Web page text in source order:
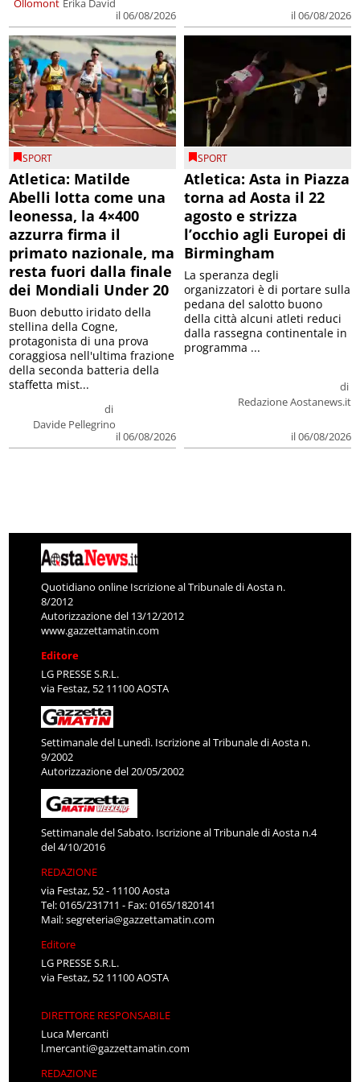
il 06/08/2026
il 06/08/2026
SPORT
Atletica: Matilde
Abelli lotta come una
leonessa, la 4×400
azzurra firma il
primato nazionale, ma
resta fuori dalla finale
dei Mondiali Under 20
di
Davide Pellegrino
il 06/08/2026
Buon debutto iridato della
stellina della Cogne,
protagonista di una prova
coraggiosa nell'ultima frazione
della seconda batteria della
staffetta mist...
SPORT
Atletica: Asta in Piazza
torna ad Aosta il 22
agosto e strizza
l’occhio agli Europei di
Birmingham
di
Redazione Aostanews.it
il 06/08/2026
La speranza degli
organizzatori è di portare sulla
pedana del salotto buono
della città alcuni atleti reduci
dalla rassegna continentale in
programma ...
Quotidiano online Iscrizione al Tribunale di Aosta n.
8/2012
Autorizzazione del 13/12/2012
www.gazzettamatin.com
Editore
LG PRESSE S.R.L.
via Festaz, 52 11100 AOSTA
Settimanale del Lunedì. Iscrizione al Tribunale di Aosta n.
9/2002
Autorizzazione del 20/05/2002
Settimanale del Sabato. Iscrizione al Tribunale di Aosta n.4
del 4/10/2016
REDAZIONE
via Festaz, 52 - 11100 Aosta
Tel: 0165/231711 - Fax: 0165/1820141
Mail:segreteria@gazzettamatin.com
Editore
LG PRESSE S.R.L.
via Festaz, 52 11100 AOSTA
DIRETTORE RESPONSABILE
Luca Mercanti
l.mercanti@gazzettamatin.com
REDAZIONE